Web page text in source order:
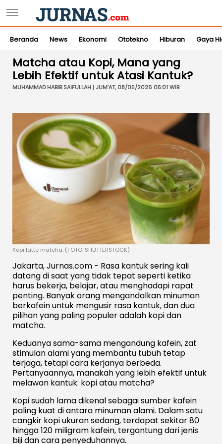
Beranda News Ekonomi Ototekno Hiburan Gaya
Matcha atau Kopi, Mana yang
Lebih Efektif untuk Atasi Kantuk?
MUHAMMAD HABIB SAIFULLAH | JUM'AT, 08/05/2026 05:01 WIB
Kopi latte matcha. (FOTO: SHUTTERSTOCK)
Jakarta, Jurnas.com - Rasa kantuk sering kali
datang di saat yang tidak tepat seperti ketika
harus bekerja, belajar, atau menghadapi rapat
penting. Banyak orang mengandalkan minuman
berkafein untuk mengusir rasa kantuk, dan dua
pilihan yang paling populer adalah kopi dan
matcha.
Keduanya sama-sama mengandung kafein, zat
stimulan alami yang membantu tubuh tetap
terjaga, tetapi cara kerjanya berbeda.
Pertanyaannya, manakah yang lebih efektif untuk
melawan kantuk: kopi atau matcha?
Kopi sudah lama dikenal sebagai sumber kafein
paling kuat di antara minuman alami. Dalam satu
cangkir kopi ukuran sedang, terdapat sekitar 80
hingga 120 miligram kafein, tergantung dari jenis
biji dan cara penyeduhannya.